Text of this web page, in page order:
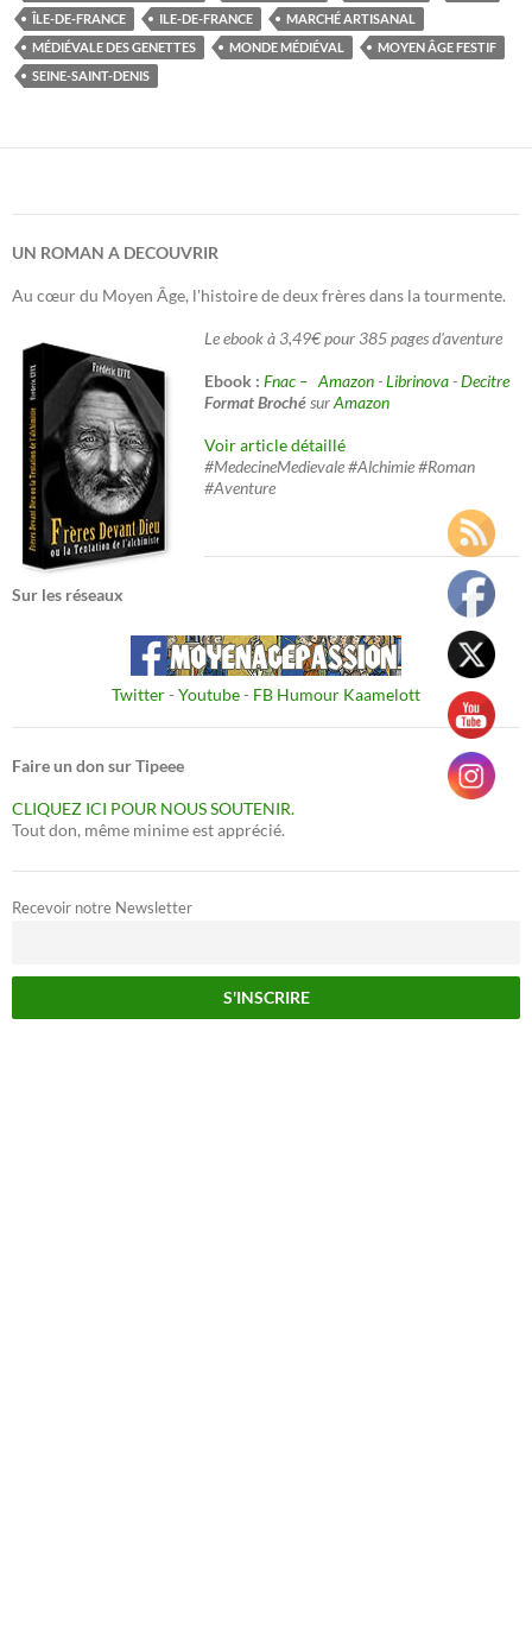
ÎLE-DE-FRANCE
ILE-DE-FRANCE
MARCHÉ ARTISANAL
MÉDIÉVALE DES GENETTES
MONDE MÉDIÉVAL
MOYEN ÂGE FESTIF
SEINE-SAINT-DENIS
UN ROMAN A DECOUVRIR
Au cœur du Moyen Âge, l'histoire de deux frères dans la tourmente.
Le ebook à 3,49€ pour 385 pages d'aventure
Ebook : Fnac – Amazon-Librinova-Decitre
Format BrochésurAmazon
Voir article détaillé
#MedecineMedievale #Alchimie #Roman
#Aventure
Sur les réseaux
Twitter- Youtube- FB Humour Kaamelott
Faire un don sur Tipeee
CLIQUEZ ICI POUR NOUS SOUTENIR.
Tout don, même minime est apprécié.
Recevoir notre Newsletter